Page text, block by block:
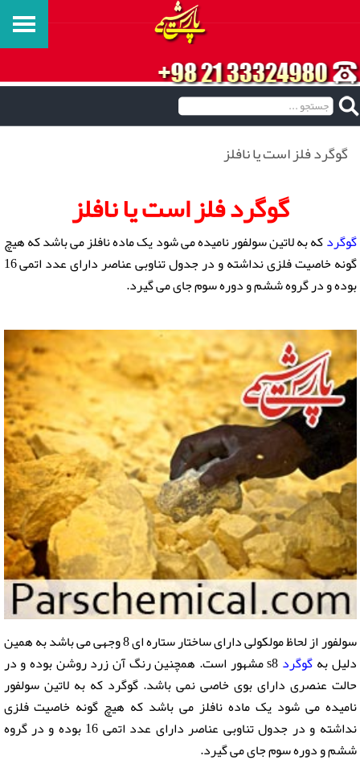
گوگرد فلز است یا نافلز
گوگرد فلز است یا نافلز
گوگردکه به لاتین سولفور نامیده می شود یک ماده نافلز می باشد که هیچ
گونه خاصیت فلزی نداشته و در جدول تناوبی عناصر دارای عدد اتمی 16
بوده و در گروه ششم و دوره سوم جای می گیرد.
سولفور از لحاظ مولکولی دارای ساختار ستاره ای 8 وجهی می باشد به همین
دلیل بهگوگرد
s8 مشهور است. همچنین رنگ آن زرد روشن بوده و در
حالت عنصری دارای بوی خاصی نمی باشد. گوگرد که به لاتین سولفور
نامیده می شود یک ماده نافلز می باشد که هیچ گونه خاصیت فلزی
نداشته و در جدول تناوبی عناصر دارای عدد اتمی 16 بوده و در گروه
ششم و دوره سوم جای می گیرد.